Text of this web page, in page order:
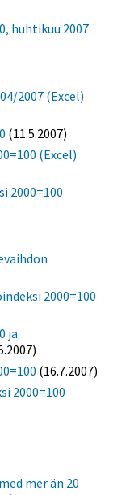
huhtikuu 2007
2007 (Excel)
(11.5.2007)
(Excel)
2000=100
2000=100
ja
(16.7.2007)
2000=100
mer än 20